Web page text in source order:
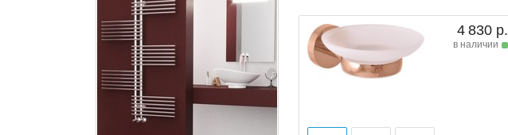
4 830 р.
в наличии